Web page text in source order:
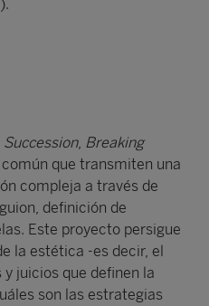
Succession, Breaking
que transmiten una
compleja a través de
definición de
Este proyecto persigue
la estética -es decir, el
juicios que definen la
son las estrategias